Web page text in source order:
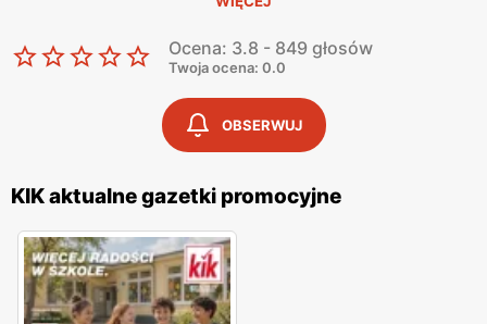
tym ok. 200 w samej Polsce. Firma ta jednak nie
poprzestaje na tym, ma w planach ambitny plan rozwoju.
Zaskarbia sobie zainteresowanie klientów tym, że oferuje
dobrej jakości produkty w naprawdę niskich cenach. Nie
dość, że ceny są niskie, to sieć regularnie obniża ceny
wybranych produktów. KIK gazetka aktualna to miejsce,
gdzie można regularnie śledzić aktualne promocje. Można
to robić nie tylko stacjonarnie przeglądając tradycyjną,
papierową gazetkę, ale również można znaleźć
KIKw internecie.
Ocena: 3.8 - 849 głosów
Twoja ocena: 0.0
OBSERWUJ
KIK aktualne gazetki promocyjne